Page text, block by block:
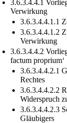
3.6.3.4.4.1
Verwirkung
3.6.3.4.4.1.1
3.6.3.4.4.1.2
Verwirkung
3.6.3.4.4.2
factum proprium‘
3.6.3.4.4.2.1
Rechtes
3.6.3.4.4.2.2
Widerspruch
3.6.3.4.4.2.3
Gläubigers